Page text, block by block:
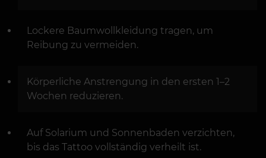
Lockere Baumwollkleidung tragen, um
Reibung zu vermeiden.
Körperliche Anstrengung in den ersten 1–2
Wochen reduzieren.
Auf Solarium und Sonnenbaden verzichten,
bis das Tattoo vollständig verheilt ist.